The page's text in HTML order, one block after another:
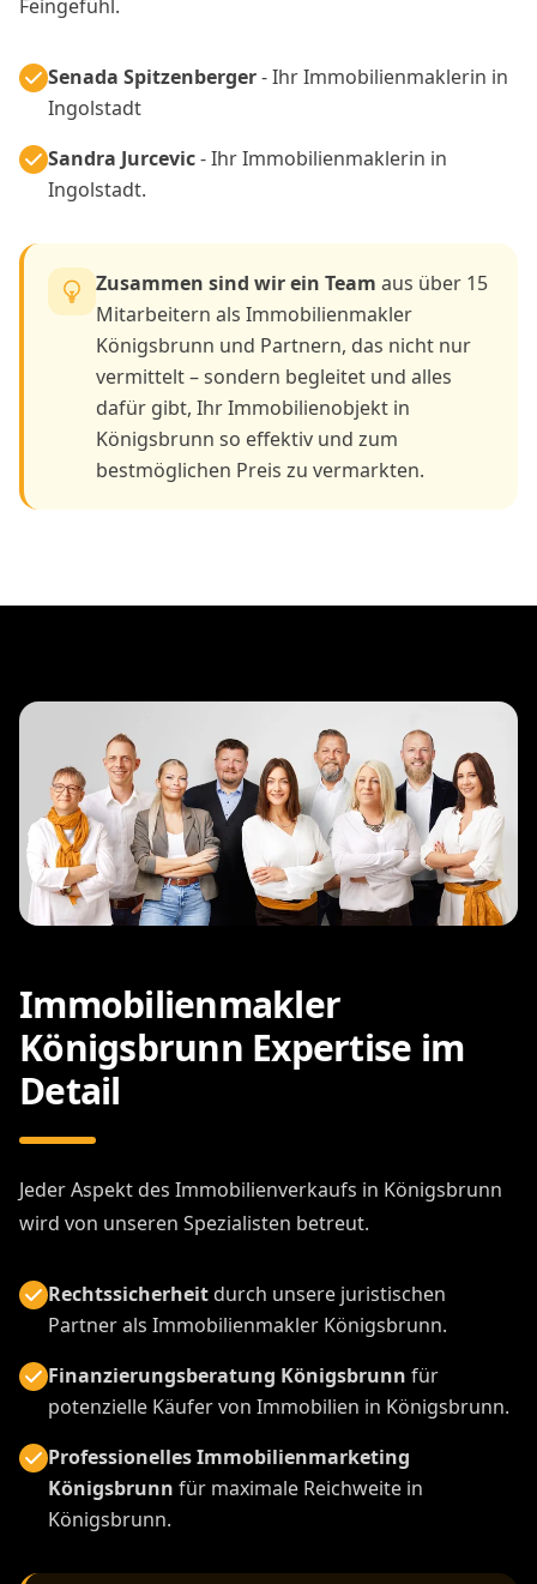
Feingefühl.
Senada Spitzenberger- Ihr Immobilienmaklerin in
Ingolstadt
Sandra Jurcevic- Ihr Immobilienmaklerin in
Ingolstadt.
Zusammen sind wir ein Team aus über 15
Mitarbeitern als Immobilienmakler
Königsbrunn und Partnern, das nicht nur
vermittelt – sondern begleitet und alles
dafür gibt, Ihr Immobilienobjekt in
Königsbrunn so effektiv und zum
bestmöglichen Preis zu vermarkten.
Immobilienmakler
Königsbrunn Expertise im
Detail
Jeder Aspekt des Immobilienverkaufs in Königsbrunn
wird von unseren Spezialisten betreut.
Rechtssicherheitdurch unsere juristischen
Partner als Immobilienmakler Königsbrunn.
Finanzierungsberatung Königsbrunn für
potenzielle Käufer von Immobilien in Königsbrunn.
Professionelles Immobilienmarketing
Königsbrunn für maximale Reichweite in
Königsbrunn.